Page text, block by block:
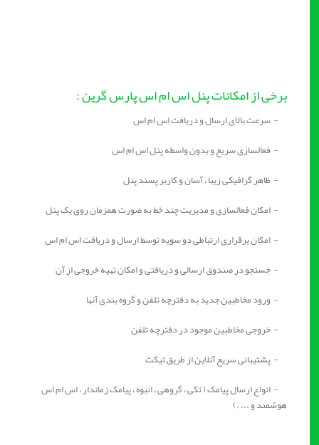
برخی از امکانات پنل اس ام اس پارس گرین :
- سرعت بالای ارسال و دریافت اس ام اس
- فعالسازی سریع و بدون واسطه پنل اس ام اس
- ظاهر گرافیکی زیبا ، آسان و کاربر پسند پنل
- امکان فعالسازی و مدیریت چند خط به صورت همزمان روی یک پنل
- امکان برقراری ارتباطی دو سویه توسط ارسال و دریافت اس ام اس
- جستجو در صندوق ارسالی و دریافتی و امکان تهیه خروجی از آن
- ورود مخاطبین جدید به دفترچه تلفن و گروه بندی آنها
- خروجی مخاطبین موجود در دفترچه تلفن
- پشتیبانی سریع آنلاین از طریق تیکت
- انواع ارسال پیامک ( تکی ، گروهی ، انبوه ، پیامک زماندار ، اس ام اس
هوشمند و ... .)